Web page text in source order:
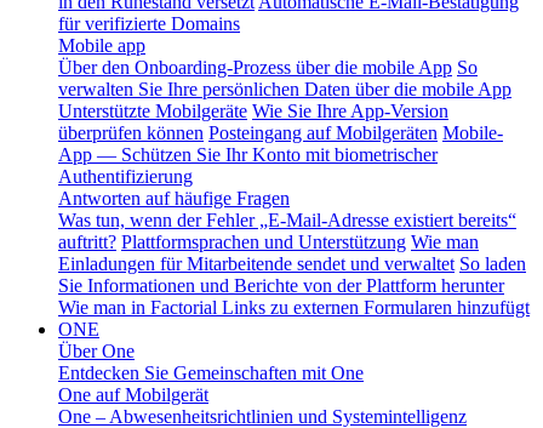
für verifizierte Domains
Mobile app
Über den Onboarding-Prozess über die mobile App So
verwalten Sie Ihre persönlichen Daten über die mobile App
Unterstützte Mobilgeräte Wie Sie Ihre App-Version
überprüfen können Posteingang auf Mobilgeräten Mobile-
App — Schützen Sie Ihr Konto mit biometrischer
Authentifizierung
Antworten auf häufige Fragen
Was tun, wenn der Fehler „E-Mail-Adresse existiert bereits“
auftritt? Plattformsprachen und Unterstützung Wie man
Einladungen für Mitarbeitende sendet und verwaltet So laden
Sie Informationen und Berichte von der Plattform herunter
Wie man in Factorial Links zu externen Formularen hinzufügt
ONE
Über One
Entdecken Sie Gemeinschaften mit One
One auf Mobilgerät
One – Abwesenheitsrichtlinien und Systemintelligenz